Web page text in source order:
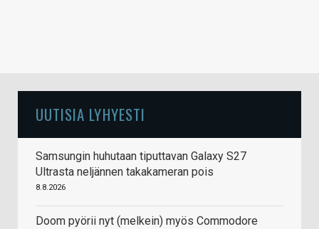
UUTISIA LYHYESTI
Samsungin huhutaan tiputtavan Galaxy S27
Ultrasta neljännen takakameran pois
8.8.2026
Doom pyörii nyt (melkein) myös Commodore